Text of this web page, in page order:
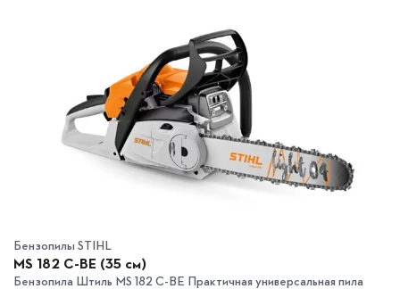
Бензопилы STIHL
MS 182 C-BE (35 см)
Бензопила Штиль МS 182 C-BE Практичная универсальная пила